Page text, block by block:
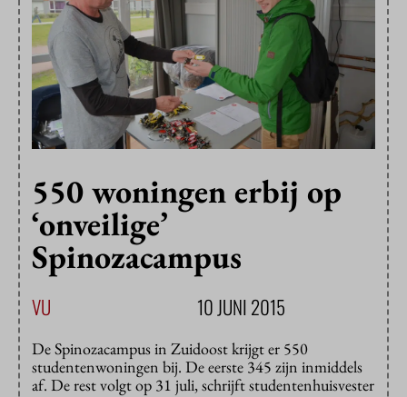
550 woningen erbij op
‘onveilige’
Spinozacampus
VU 10 JUNI 2015
De Spinozacampus in Zuidoost krijgt er 550
studentenwoningen bij. De eerste 345 zijn inmiddels
af. De rest volgt op 31 juli, schrijft studentenhuisvester